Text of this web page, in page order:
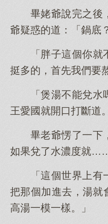
畢姥爺說完之後
爺疑惑的道：「鍋底
「胖子這個你
挺多的，首先我們要
「煲湯不能兌
王愛國就開口打斷道。
畢老爺愣了一下
如果兌了水濃度就……
「這個世界上
把那個加進去，湯就
高湯一模一樣。」